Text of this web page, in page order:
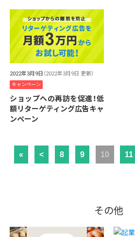
2022年3月9日 （2022年3月9日 更新）
キャンペーン
ショップへの再訪を促進！低
額リターゲティング広告キャ
ンペーン
« < 8 9 10 11
その他